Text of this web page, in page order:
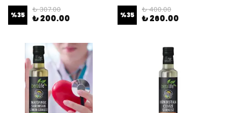
%35
₺ 307.00
₺ 200.00 %35
₺ 400.00
₺ 260.00